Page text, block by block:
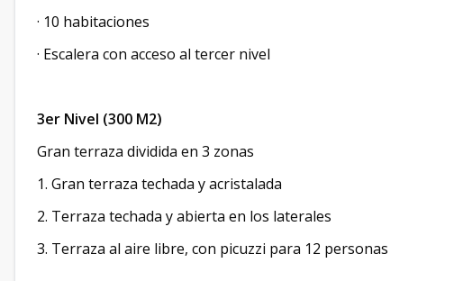
· 10 habitaciones
· Escalera con acceso al tercer nivel
3er Nivel (300 M2)
Gran terraza dividida en 3 zonas
1. Gran terraza techada y acristalada
2. Terraza techada y abierta en los laterales
3. Terraza al aire libre, con picuzzi para 12 personas